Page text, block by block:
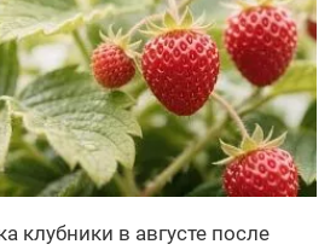
клубники в августе после